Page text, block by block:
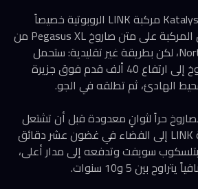
صممت شركة Katalyst Space مركبة LINK الروبوتية خصيصاً
لهذه المهمة. ستنطلق المركبة على متن صاروخ Pegasus XL من
شركة Northrop Grumman، لكن بطريقة غير تقليدية: ستحمل
طائرة Stargazer الصاروخ إلى ارتفاع 40 ألف قدم فوق جزيرة
الهادئ، ثم تطلقه في الجو.
حراً لثوانٍ معدودة قبل أن تشتعل
محركاته ويوصل مركبة LINK إلى الفضاء في غضون عشر دقائق
بتلسكوب سويفت وتدفعه إلى مدار أعلى،
بين 5 و10 سنوات.